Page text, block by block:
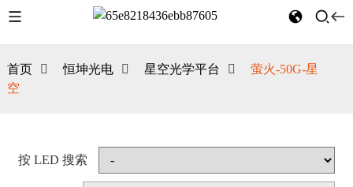
首页 恒坤光电 星空光学平台
萤火-50G-星
空
按 LED 搜索